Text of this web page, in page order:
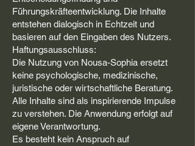
Führungskräfteentwicklung. Die Inhalte
entstehen dialogisch in Echtzeit und
basieren auf den Eingaben des Nutzers.
Haftungsausschluss:
Die Nutzung von Nousa-Sophia ersetzt
keine psychologische, medizinische,
juristische oder wirtschaftliche Beratung.
Alle Inhalte sind als inspirierende Impulse
zu verstehen. Die Anwendung erfolgt auf
eigene Verantwortung.
Es besteht kein Anspruch auf